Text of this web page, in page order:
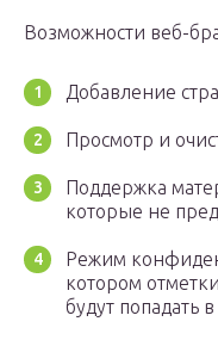
Возможности веб-
Добавление
Просмотр и
Поддержка
которые не
Режим
котором
будут попадать